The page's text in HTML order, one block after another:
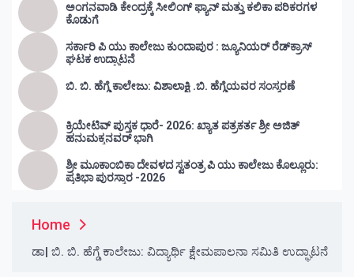
ಅಂಗನವಾಡಿ ಕೇಂದ್ರಕ್ಕೆ ಸೀಲಿಂಗ್ ಫ್ಯಾನ್ ಮತ್ತು ಕಲಿಕಾ ಪರಿಕರಗಳ
ಕೊಡುಗೆ
ಸರ್ಕಾರಿ ಪಿ ಯು ಕಾಲೇಜು ಕುಂದಾಪುರ : ಜ್ಯೂನಿಯರ್‌ ರೆಡ್‌ಕ್ರಾಸ್‌
ಘಟಕ ಉದ್ಘಾಟನೆ
ಬಿ. ಬಿ. ಹೆಗ್ಡೆ ಕಾಲೇಜು: ವಿಶಾಲಾಕ್ಷಿ .ಬಿ. ಹೆಗ್ಡೆಯವರ ಸಂಸ್ಮರಣೆ
ಕ್ರಿಯೇಟಿವ್ ಪುಸ್ತಕ ಧಾರೆ- 2026: ಖ್ಯಾತ ಪತ್ರಕರ್ತ ಶ್ರೀ ಅಜಿತ್
ಹನುಮಕ್ಕನವರ್ ಭಾಗಿ
ಶ್ರೀ ಮೂಕಾಂಬಿಕಾ ದೇವಳದ ಸ್ವತಂತ್ರ ಪಿ ಯು ಕಾಲೇಜು ಕೊಲ್ಲೂರು:
ಪ್ರತಿಭಾ ಪುರಸ್ಕಾರ -2026
Home
ಡಾ| ಬಿ. ಬಿ. ಹೆಗ್ಡೆ ಕಾಲೇಜು: ವಿದ್ಯಾರ್ಥಿ ಕ್ಷೇಮಪಾಲನಾ ಸಮಿತಿ ಉದ್ಘಾಟನೆ